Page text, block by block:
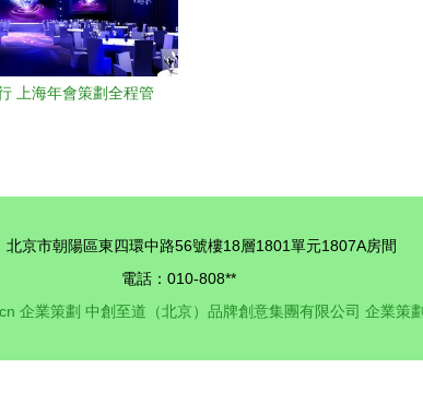
上海年會策劃全程管
北京市朝陽區東四環中路56號樓18層1801單元1807A房間
電話：010-808**
企業策劃 中創至道（北京）品牌創意集團有限公司 企業策劃